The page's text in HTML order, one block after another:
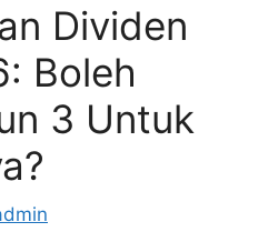
Dividen
Boleh
3 Untuk